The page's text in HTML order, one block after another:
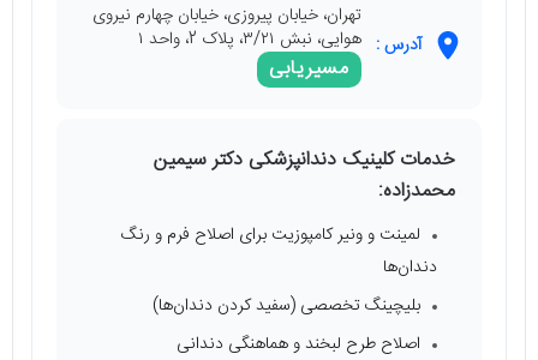
آدرس :
تهران، خیابان پیروزی، خیابان چهارم نیروی
هوایی، نبش ۳/۲۱، پلاک 2، واحد ۱
مسیریابی
خدمات کلینیک دندانپزشکی دکتر سیمین
محمدزاده:
لمینت و ونیر کامپوزیت برای اصلاح فرم و رنگ
دندان‌ها
بلیچینگ تخصصی (سفید کردن دندان‌ها)
اصلاح طرح لبخند و هماهنگی دندانی